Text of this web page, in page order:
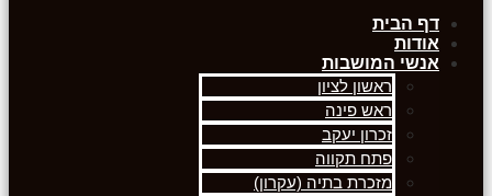
דף הבית
אודות
אנשי המושבות
ראשון לציון
ראש פינה
זכרון יעקב
פתח תקווה
מזכרת בתיה (עקרון)